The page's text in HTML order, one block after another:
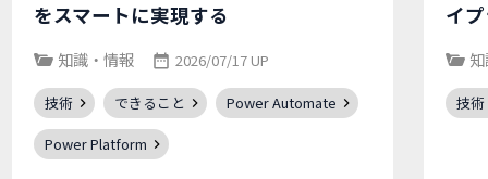
をスマートに実現する
知識・情報 2026/07/17 UP
技術 できること
Power Automate
Power Platform
イ
技術